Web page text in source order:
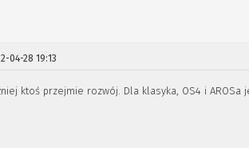
04-28 19:13
ktoś przejmie rozwój. Dla klasyka, OS4 i